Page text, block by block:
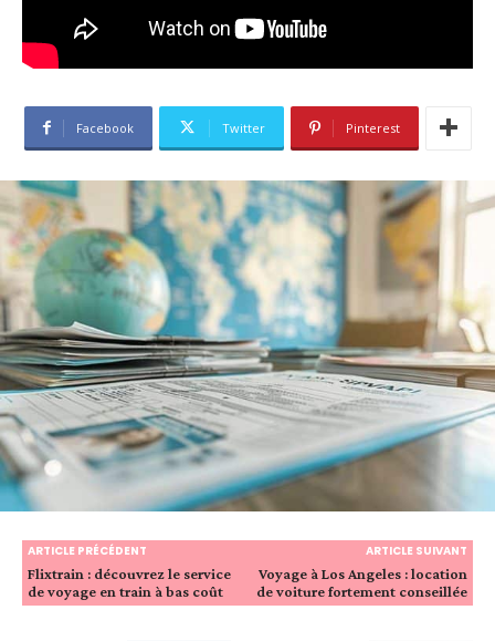
Facebook Twitter Pinterest
ARTICLE PRÉCÉDENT
Flixtrain : découvrez le service
de voyage en train à bas coût
ARTICLE SUIVANT
Voyage à Los Angeles : location
de voiture fortement conseillée